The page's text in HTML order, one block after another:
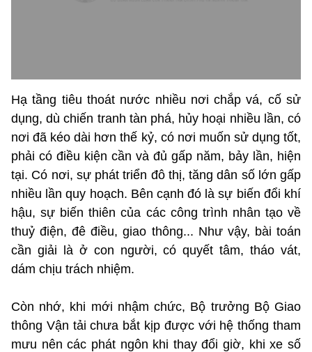
Hạ tầng tiêu thoát nước nhiều nơi chắp vá, cố sử
dụng, dù chiến tranh tàn phá, hủy hoại nhiều lần, có
nơi đã kéo dài hơn thế kỷ, có nơi muốn sử dụng tốt,
phải có điều kiện cần và đủ gấp năm, bảy lần, hiện
tại. Có nơi, sự phát triển đô thị, tăng dân số lớn gấp
nhiều lần quy hoạch. Bên cạnh đó là sự biến đổi khí
hậu, sự biến thiên của các công trình nhân tạo về
thuỷ điện, đê điều, giao thông... Như vậy, bài toán
cần giải là ở con người, có quyết tâm, tháo vát,
dám chịu trách nhiệm.
Còn nhớ, khi mới nhậm chức, Bộ trưởng Bộ Giao
thông Vận tải chưa bắt kịp được với hệ thống tham
mưu nên các phát ngôn khi thay đổi giờ, khi xe số